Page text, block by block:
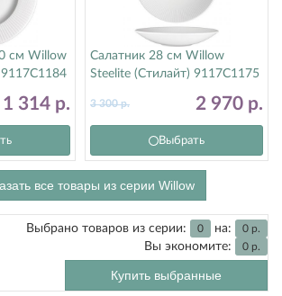
см Willow
1 314 р.
Салатник 28 см Willow
Steelite (Стилайт) 9117C1175
2 970 р.
3 300р.
Выбрать
все товары из серии Willow
Выбрано товаров из серии: 0 на: 0 р.
Вы экономите: 0 р.
Купить выбранные